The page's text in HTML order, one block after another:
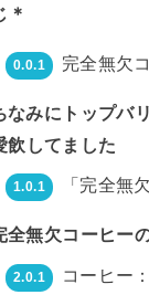
＊
0.0.1 完全無欠
なみにトップバ
飲してました
1.0.1 「完全無
全無欠コーヒー
2.0.1
コーヒー